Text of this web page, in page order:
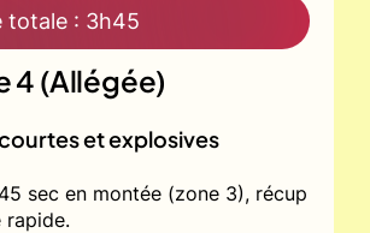
totale : 3h45
4 (Allégée)
et explosives
sec en montée (zone 3), récup
rapide.